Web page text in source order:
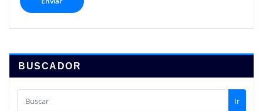
BUSCADOR
Ir